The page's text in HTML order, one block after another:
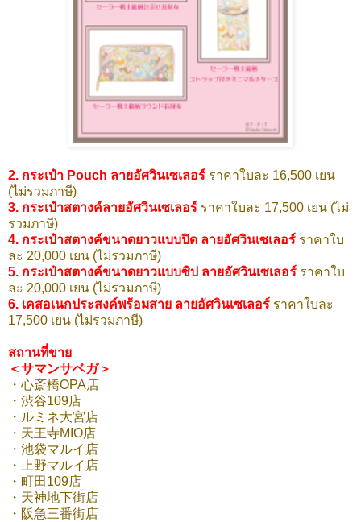
2. กระเป๋า Pouch ลายอัศวินเซเลอร์ ราคาใบละ 16,500 เยน
(ไม่รวมภาษี)
3. กระเป๋าสตางค์ลายอัศวินเซเลอร์ ราคาใบละ 17,500 เยน (ไม่
รวมภาษี)
4. กระเป๋าสตางค์ขนาดยาวแบบปิด ลายอัศวินเซเลอร์ ราคาใบ
ละ 20,000 เยน (ไม่รวมภาษี)
5. กระเป๋าสตางค์ขนาดยาวแบบซิป ลายอัศวินเซเลอร์ ราคาใบ
ละ 20,000 เยน (ไม่รวมภาษี)
6. เคสอเนกประสงค์พร้อมสาย ลายอัศวินเซเลอร์ ราคาใบละ
17,500 เยน (ไม่รวมภาษี)
สถานที่ขาย
＜サマンサベガ＞
・心斎橋OPA店
・渋谷109店
・ルミネ大宮店
・天王寺MIO店
・池袋マルイ店
・上野マルイ店
・町田109店
・天神地下街店
・阪急三番街店